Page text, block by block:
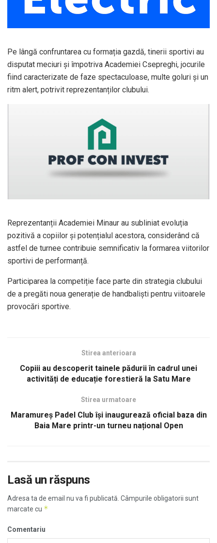
Pe lângă confruntarea cu formația gazdă, tinerii sportivi au
disputat meciuri și împotriva Academiei Csepreghi, jocurile
fiind caracterizate de faze spectaculoase, multe goluri și un
ritm alert, potrivit reprezentanților clubului.
Reprezentanții Academiei Minaur au subliniat evoluția
pozitivă a copiilor și potențialul acestora, considerând că
astfel de turnee contribuie semnificativ la formarea viitorilor
sportivi de performanță.
Participarea la competiție face parte din strategia clubului
de a pregăti noua generație de handbaliști pentru viitoarele
provocări sportive.
Stirea anterioara
Copiii au descoperit tainele pădurii în cadrul unei
activități de educație forestieră la Satu Mare
Stirea urmatoare
Maramureș Padel Club își inaugurează oficial baza din
Baia Mare printr-un turneu național Open
Lasă un răspuns
Adresa ta de email nu va fi publicată. Câmpurile obligatorii sunt
marcate cu *
Comentariu